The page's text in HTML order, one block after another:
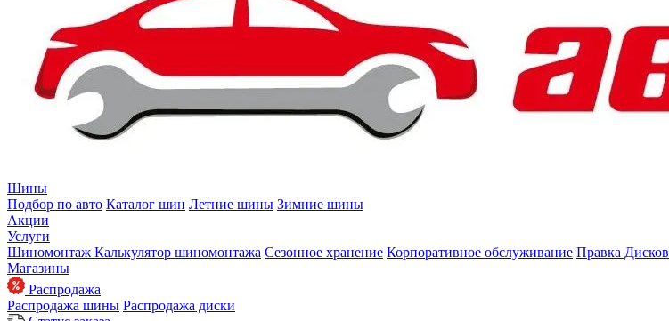
Шины
Подбор по авто Каталог шин Летние шины Зимние шины
Акции
Услуги
Шиномонтаж Калькулятор шиномонтажа Сезонное хранение Корпоративное обслуживание Правка Дисков
Магазины
Распродажа
Распродажа шины Распродажа диски